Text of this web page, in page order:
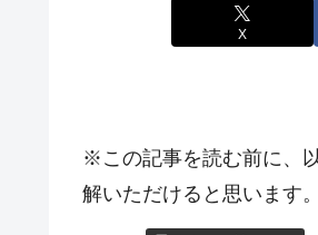
X
※この記事を読む前に、
解いただけると思います。